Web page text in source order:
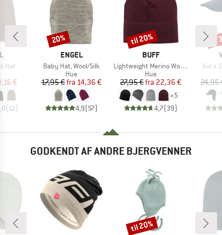
Hat
pris
€
(12)
MÆRKE
ENGEL
Artikel
Baby Hat, Wool/Silk
Produktgruppe
Hue
Pris
17,95 € Nedsat pris
fra 14,36 €
4,9(57)
Rabat
20%
MÆRKE
BUFF
Artikel
Lightweight Merino Wool Hat
Produktgruppe
Hue
Pris
27,95 € Nedsat pris
fra 22,36 €
+5
4,7(39)
Rabat
til 20%
Artikel
Kid's
24,95
GODKENDT AF ANDRE BJERGVENNER
Rabat
til 20%